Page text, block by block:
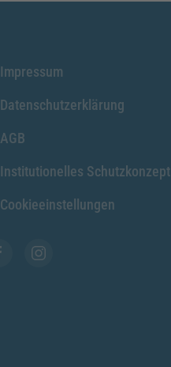
Impressum
Datenschutzerklärung
AGB
Institutionelles Schutzkonzept
Cookieeinstellungen